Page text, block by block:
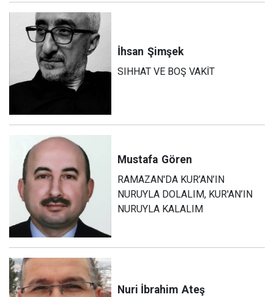
İhsan Şimşek
SIHHAT VE BOŞ VAKİT
Mustafa Gören
RAMAZAN'DA KUR’AN’IN
NURUYLA DOLALIM, KUR'AN’IN
NURUYLA KALALIM
Nuri İbrahim Ateş